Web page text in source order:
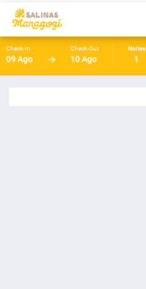
Check-In
09 Ago
Check-Out
10 Ago
Noites
1